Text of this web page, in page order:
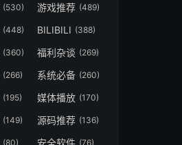
(530) 游戏推荐 (489)
(448) BILIBILI (388)
(360) 福利杂谈 (269)
(266) 系统必备 (260)
(195) 媒体播放 (170)
(149) 源码推荐 (136)
(80) 安全软件 (76)